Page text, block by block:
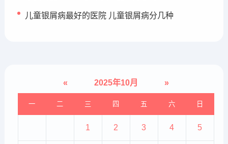
儿童银屑病最好的医院 儿童银屑病分几种
« 2025年10月 »
一 二 三 四 五 六 日
1 2 3 4 5